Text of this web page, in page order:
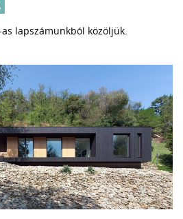
lapszámunkból közöljük.